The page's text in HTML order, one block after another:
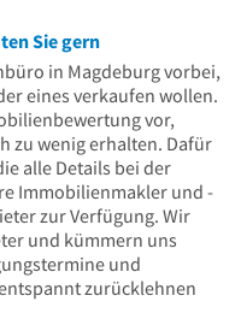
Sie gern
in Magdeburg vorbei,
eines verkaufen wollen.
vor,
zu wenig erhalten. Dafür
alle Details bei der
Immobilienmakler und -
zur Verfügung. Wir
und kümmern uns
und
zurücklehnen